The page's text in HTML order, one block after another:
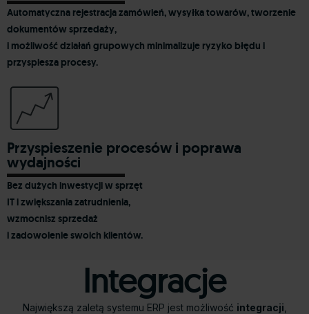
Automatyczna rejestracja zamówień, wysyłka towarów, tworzenie
dokumentów sprzedaży,
i możliwość działań grupowych minimalizuje ryzyko błędu i
przyspiesza procesy.
Przyspieszenie procesów i poprawa
wydajności
Bez dużych inwestycji w sprzęt
IT i zwiększania zatrudnienia,
wzmocnisz sprzedaż
i zadowolenie swoich klientów.
Integracje
Największą zaletą systemu ERP jest możliwość integracji